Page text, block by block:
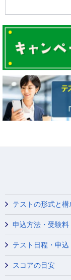
テストの形式と構
申込方法・受験料
テスト日程・申込
スコアの目安